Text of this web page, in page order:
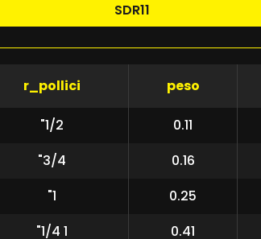
SDR11
peso
r_pollici
0.11
1/2"
0.16
3/4"
0.25
1"
0.41
1 1/4"